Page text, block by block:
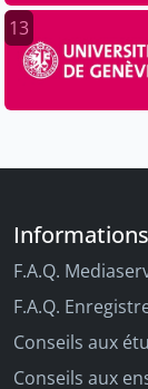
13
F.A.Q.
F.A.Q.
Conseils aux
Conseils aux